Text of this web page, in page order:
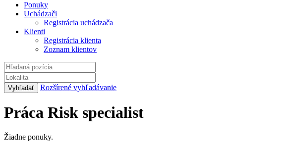
Ponuky
Uchádzači
Registrácia uchádzača
Klienti
Registrácia klienta
Zoznam klientov
Rozšírené vyhľadávanie
Práca Risk specialist
Žiadne ponuky.